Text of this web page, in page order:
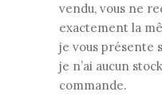
vendu, vous ne
exactement la
je vous présente
je n’ai aucun
commande.